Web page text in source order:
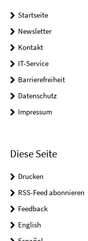
Startseite
Newsletter
Kontakt
IT-Service
Barrierefreiheit
Datenschutz
Impressum
Diese Seite
Drucken
RSS-Feed abonnieren
Feedback
English